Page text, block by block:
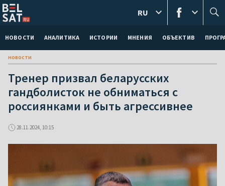
НОВОСТИ АНАЛИТИКА ИСТОРИИ МНЕНИЯ ОБЪЕКТИВ
RU
новости
Тренер призвал беларусских
гандболисток не обниматься с
россиянками и быть агрессивнее
28.11.2024, 10:15